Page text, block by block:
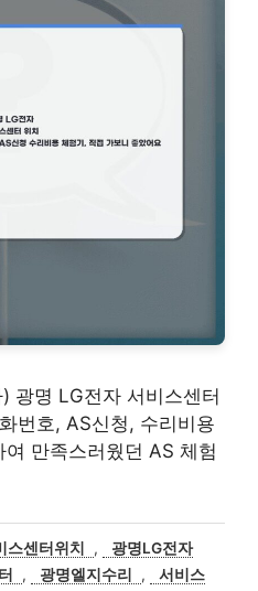
명 LG전자 서비스센터
번호, AS신청, 수리비용
만족스러웠던 AS 체험
스센터위치 ,
광명LG전자
, 광명엘지수리 ,
서비스